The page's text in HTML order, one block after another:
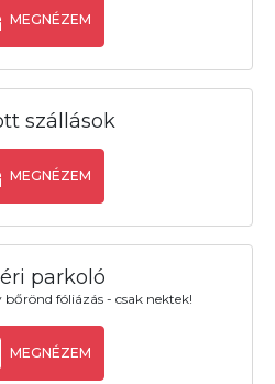
MEGNÉZEM
szállások
MEGNÉZEM
parkoló
bőrönd fóliázás - csak nektek!
MEGNÉZEM